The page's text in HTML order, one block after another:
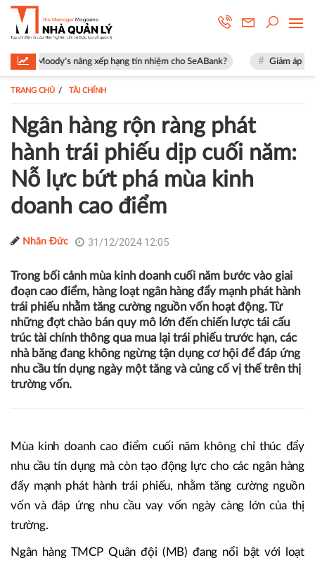
nâng xếp hạng tín nhiệm cho SeABank? Giảm áp lực những
TRANG CHỦ TÀI CHÍNH
Ngân hàng rộn ràng phát
hành trái phiếu dịp cuối năm:
Nỗ lực bứt phá mùa kinh
doanh cao điểm
Nhân Đức 31/12/2024 12:05
Trong bối cảnh mùa kinh doanh cuối năm bước vào giai
đoạn cao điểm, hàng loạt ngân hàng đẩy mạnh phát hành
trái phiếu nhằm tăng cường nguồn vốn hoạt động. Từ
những đợt chào bán quy mô lớn đến chiến lược tái cấu
trúc tài chính thông qua mua lại trái phiếu trước hạn, các
nhà băng đang không ngừng tận dụng cơ hội để đáp ứng
nhu cầu tín dụng ngày một tăng và củng cố vị thế trên thị
trường vốn.
Mùa kinh doanh cao điểm cuối năm không chỉ thúc đẩy
nhu cầu tín dụng mà còn tạo động lực cho các ngân hàng
đẩy mạnh phát hành trái phiếu, nhằm tăng cường nguồn
vốn và đáp ứng nhu cầu vay vốn ngày càng lớn của thị
trường.
Ngân hàng TMCP Quân đội (MB) đang nổi bật với loạt